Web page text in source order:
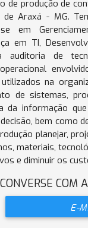
de produção de
Araxá - MG.
em
em TI,
auditoria de
na
de sistemas,
da informação
bem como
planejar,
materiais,
e diminuir os
CONVERSE COM
E-